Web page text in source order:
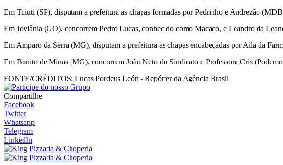
Em Tuiuti (SP), disputam a prefeitura as chapas formadas por Pedrinho e Andrezão
Em Joviânia (GO), concorrem Pedro Lucas, conhecido como Macaco, e Leandro da
Em Amparo da Serra (MG), disputam a prefeitura as chapas encabeçadas por Aila da
Em Bonito de Minas (MG), concorrem João Neto do Sindicato e Professora Cris
FONTE/CRÉDITOS: Lucas Pordeus León - Repórter da Agência Brasil
Compartilhe
Facebook
Twitter
Whatsapp
Telegram
LinkedIn